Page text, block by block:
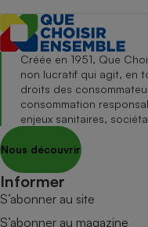
Créée en 1951, Que
non lucratif qui agit, en
droits des
consommation
enjeux sanitaires,
Nous découvrir
Informer
S’abonner au site
S’abonner au magazine